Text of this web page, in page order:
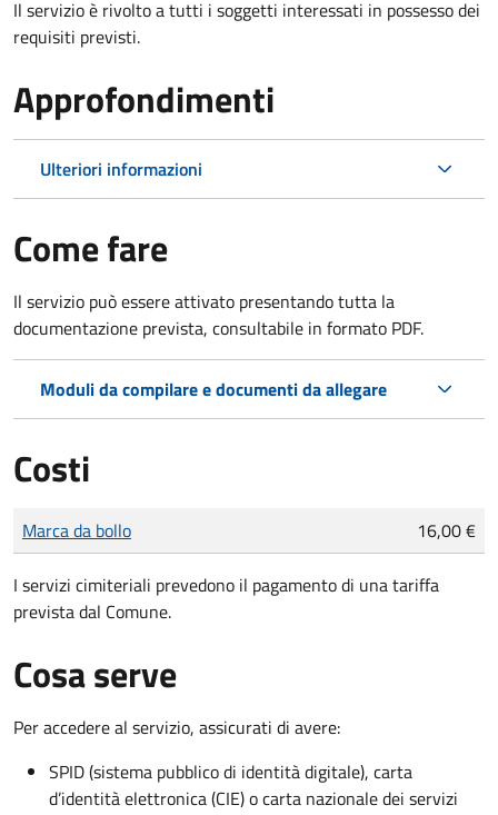
Il servizio è rivolto a tutti i soggetti interessati in possesso dei
requisiti previsti.
Approfondimenti
Ulteriori informazioni
Come fare
Il servizio può essere attivato presentando tutta la
documentazione prevista, consultabile in formato PDF.
Moduli da compilare e documenti da allegare
Costi
Tipo di pagamento
Importo
Marca da bollo 16,00 €
I servizi cimiteriali prevedono il pagamento di una tariffa
prevista dal Comune.
Cosa serve
Per accedere al servizio, assicurati di avere:
SPID (sistema pubblico di identità digitale), carta
d’identità elettronica (CIE) o carta nazionale dei servizi